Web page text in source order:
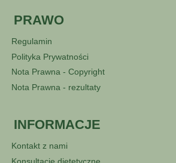
PRAWO
Regulamin
Polityka Prywatności
Nota Prawna - Copyright
Nota Prawna - rezultaty
INFORMACJE
Kontakt z nami